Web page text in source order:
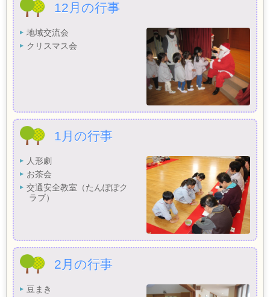
12月の行事
地域交流会
クリスマス会
1月の行事
人形劇
お茶会
交通安全教室（たんぽぽク
ラブ）
2月の行事
豆まき